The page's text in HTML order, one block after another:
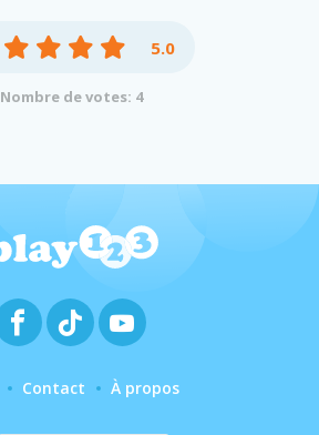
5.0
Nombre de votes: 4
Contact À propos